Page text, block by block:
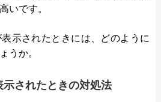
いです。
示されたときには、どのように
うか。
されたときの対処法